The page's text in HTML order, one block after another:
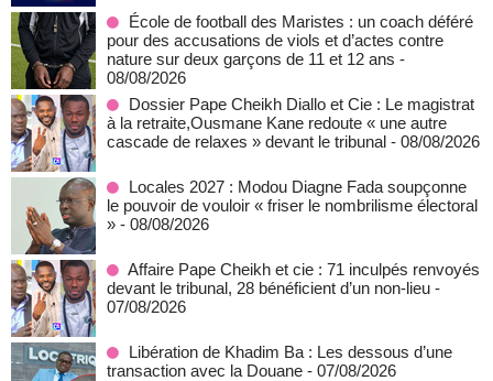
École de football des Maristes : un coach déféré
pour des accusations de viols et d’actes contre
nature sur deux garçons de 11 et 12 ans -
08/08/2026
Dossier Pape Cheikh Diallo et Cie : Le magistrat
à la retraite,Ousmane Kane redoute « une autre
cascade de relaxes » devant le tribunal - 08/08/2026
Locales 2027 : Modou Diagne Fada soupçonne
le pouvoir de vouloir « friser le nombrilisme électoral
» - 08/08/2026
Affaire Pape Cheikh et cie : 71 inculpés renvoyés
devant le tribunal, 28 bénéficient d’un non-lieu -
07/08/2026
Libération de Khadim Ba : Les dessous d’une
transaction avec la Douane - 07/08/2026